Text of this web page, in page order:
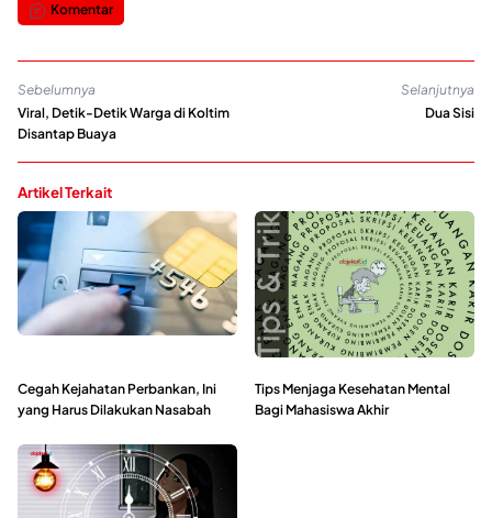
Komentar
Sebelumnya
Viral, Detik-Detik Warga di Koltim
Disantap Buaya
Selanjutnya
Dua Sisi
Artikel Terkait
Cegah Kejahatan Perbankan, Ini
yang Harus Dilakukan Nasabah
Tips Menjaga Kesehatan Mental
Bagi Mahasiswa Akhir